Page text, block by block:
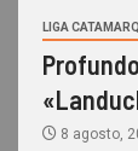
LIGA
8 agosto,